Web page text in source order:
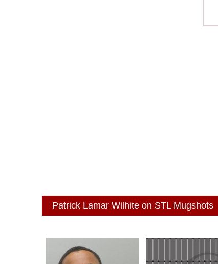
Patrick Lamar Wilhite on STL Mugshots